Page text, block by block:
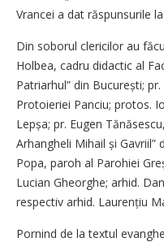
Vrancei a dat răspunsurile
Din soborul clericilor au
Holbea, cadru didactic al
Patriarhul” din București;
Protoieriei Panciu; protos.
Lepșa; pr. Eugen
Arhangheli Mihail și Gavriil”
Popa, paroh al Parohiei
Lucian Gheorghe; arhid.
respectiv arhid. Laurențiu
Pornind de la textul